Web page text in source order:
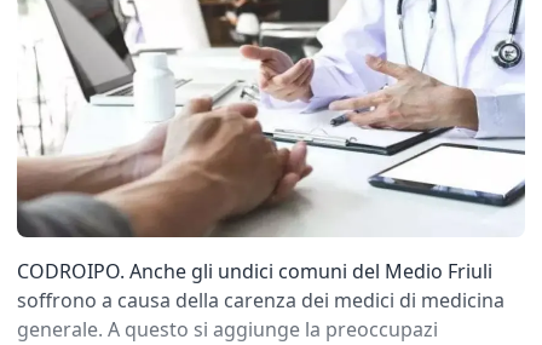
CODROIPO. Anche gli undici comuni del Medio Friuli
soffrono a causa della carenza dei medici di medicina
generale. A questo si aggiunge la preoccupazi